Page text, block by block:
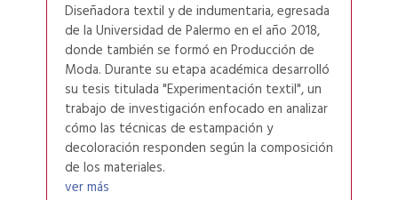
Diseñadora textil y de indumentaria, egresada
de la Universidad de Palermo en el año 2018,
donde también se formó en Producción de
Moda. Durante su etapa académica desarrolló
su tesis titulada "Experimentación textil", un
trabajo de investigación enfocado en analizar
cómo las técnicas de estampación y
decoloración responden según la composición
de los materiales.
ver más